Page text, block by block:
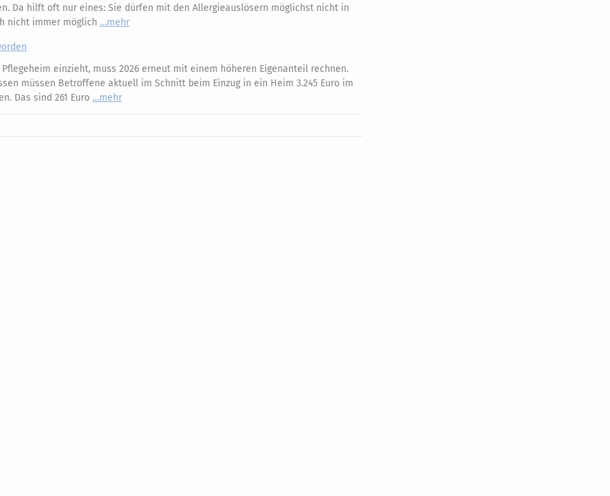
Da hilft oft nur eines: Sie dürfen mit den Allergieauslösern möglichst nicht in
nicht immer möglich
mehr
einzieht, muss 2026 erneut mit einem höheren Eigenanteil rechnen.
müssen Betroffene aktuell im Schnitt beim Einzug in ein Heim 3.245 Euro im
Das sind 261 Euro
mehr